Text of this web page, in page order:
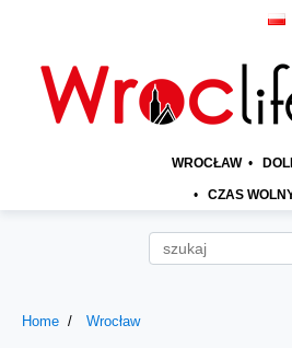
WROCŁAW •
• CZAS
Home Wrocław